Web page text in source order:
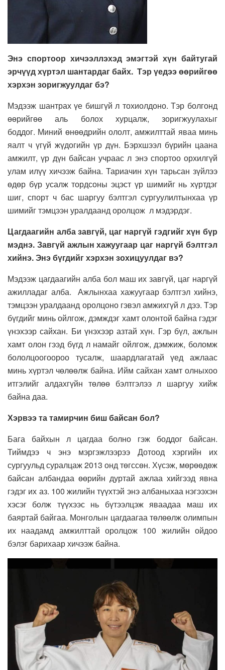
Энэ спортоор хичээллэхэд эмэгтэй хүн байтугай
эрчүүд хүртэл шантардаг байх. Тэр үедээ өөрийгөө
хэрхэн зоригжуулдаг бэ?
Мэдээж шантрах үе бишгүй л тохиолдоно. Тэр болгонд
өөрийгөө аль болох хурцалж, зоригжуулахыг
боддог. Миний өнөөдрийн ололт, амжилттай яваа минь
яалт ч үгүй жүдогийн үр дүн. Бэрхшээл бүрийн цаана
амжилт, үр дүн байсан учраас л энэ спортоо орхилгүй
улам илүү хичээж байна. Тариачин хүн тарьсан зүйлээ
өдөр бүр усалж тордсоны эцэст үр шимийг нь хүртдэг
шиг, спорт ч бас шаргуу бэлтгэл сургуулилтынхаа үр
шимийг тэмцээн уралдаанд оролцож л мэдэрдэг.
Цагдаагийн алба завгүй, цаг наргүй гэдгийг хүн бүр
мэднэ. Завгүй ажлын хажуугаар цаг наргүй бэлтгэл
хийнэ. Энэ бүгдийг хэрхэн зохицуулдаг вэ?
Мэдээж цагдаагийн алба бол маш их завгүй, цаг наргүй
ажилладаг алба. Ажлынхаа хажуугаар бэлтгэл хийнэ,
тэмцээн уралдаанд оролцоно гэвэл амжихгүй л дээ. Тэр
бүгдийг минь ойлгож, дэмждэг хамт олонтой байна гэдэг
үнэхээр сайхан. Би үнэхээр азтай хүн. Гэр бүл, ажлын
хамт олон гээд бүгд л намайг ойлгож, дэмжиж, боломж
бололцоогоороо тусалж, шаардлагатай үед ажлаас
минь хүртэл чөлөөлж байна. Ийм сайхан хамт олныхоо
итгэлийг алдахгүйн төлөө бэлтгэлээ л шаргуу хийж
байна даа.
Хэрвээ та тамирчин биш байсан бол?
Бага байхын л цагдаа болно гэж боддог байсан.
Тиймдээ ч энэ мэргэжлээрээ Дотоод хэргийн их
сургуульд суралцаж 2013 онд төгссөн. Хүсэж, мөрөөдөж
байсан албандаа өөрийн дуртай ажлаа хийгээд явна
гэдэг их аз. 100 жилийн түүхтэй энэ албаныхаа нэгээхэн
хэсэг болж түүхээс нь бүтээлцэж яваадаа маш их
баяртай байгаа. Монголын цагдаагаа төлөөлж олимпын
их наадамд амжилттай оролцож 100 жилийн ойдоо
бэлэг барихаар хичээж байна.